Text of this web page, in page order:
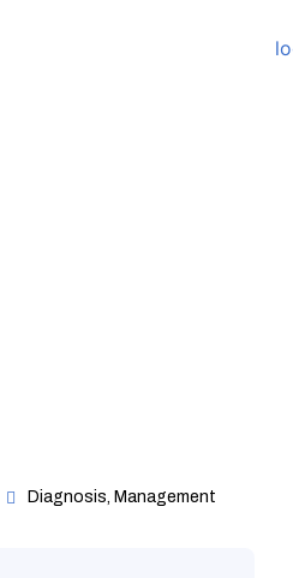
Diagnosis, Management